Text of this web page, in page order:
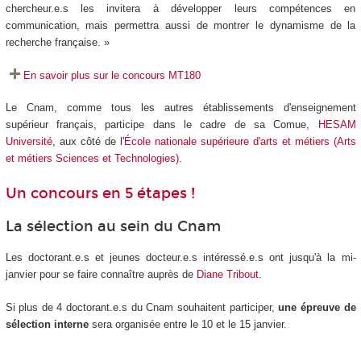
chercheur.e.s les invitera à développer leurs compétences en
communication, mais permettra aussi de montrer le dynamisme de la
recherche française. »
En savoir plus sur le concours MT180
Le Cnam, comme tous les autres établissements d'enseignement
supérieur français, participe dans le cadre de sa Comue,
HESAM
Université, aux côté de l'École nationale supérieure d'arts et métiers (Arts
et métiers Sciences et Technologies).
Un concours en 5 étapes !
La sélection au sein du Cnam
Les doctorant.e.s et jeunes docteur.e.s intéressé.e.s ont jusqu'à la mi-
janvier pour se faire connaître auprès de Diane Tribout.
Si plus de 4 doctorant.e.s du Cnam souhaitent participer,une épreuve de
sélection internesera organisée entre le 10 et le 15 janvier.